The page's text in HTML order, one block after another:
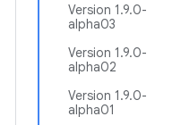
Version 1.9.0-
alpha03
Version 1.9.0-
alpha02
Version 1.9.0-
alpha01